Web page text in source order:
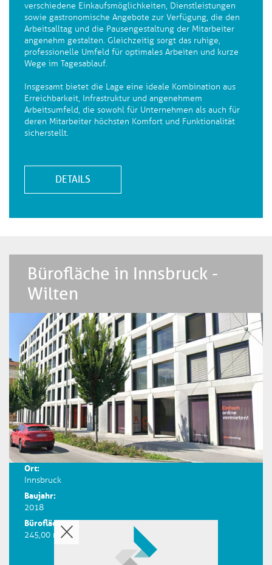
verschiedene Einkaufsmöglichkeiten, Dienstleistungen
sowie gastronomische Angebote zur Verfügung, die den
Arbeitsalltag und die Pausengestaltung der Mitarbeiter
angenehm gestalten. Gleichzeitig sorgt das ruhige,
professionelle Umfeld für optimales Arbeiten und kurze
Wege im Tagesablauf.
Insgesamt bietet die Lage eine ideale Kombination aus
Erreichbarkeit, Infrastruktur und angenehmem
Arbeitsumfeld, die sowohl für Unternehmen als auch für
deren Mitarbeiter höchsten Komfort und Funktionalität
sicherstellt.
DETAILS
Bürofläche in Innsbruck -
Wilten
Ort:
Innsbruck
Baujahr:
2018
Bürofläche:
245,00 m²